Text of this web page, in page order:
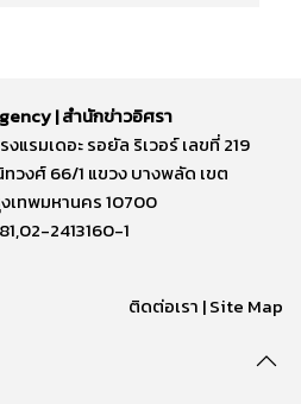
| สำนักข่าวอิศรา
งแรมเดอะ รอยัล ริเวอร์ เลขที่ 219
งศ์ 66/1 แขวง บางพลัด เขต
เทพมหานคร 10700
2413160-1
ติดต่อเรา |Site Map